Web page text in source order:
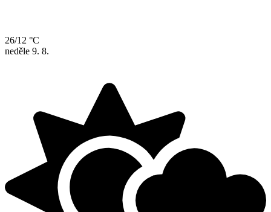
26/12 °C
neděle 9. 8.